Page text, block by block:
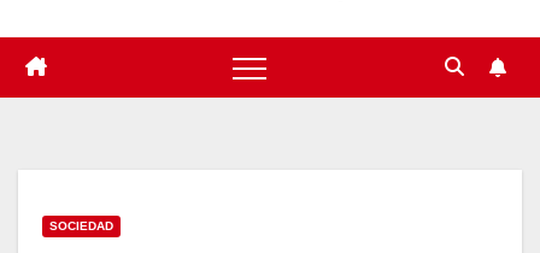
SOCIEDAD